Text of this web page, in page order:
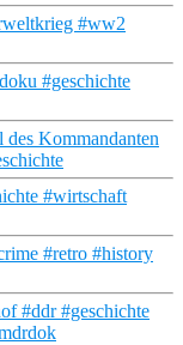
#ww2
#geschichte
Kommandanten
#wirtschaft
#retro #history
#ddr #geschichte